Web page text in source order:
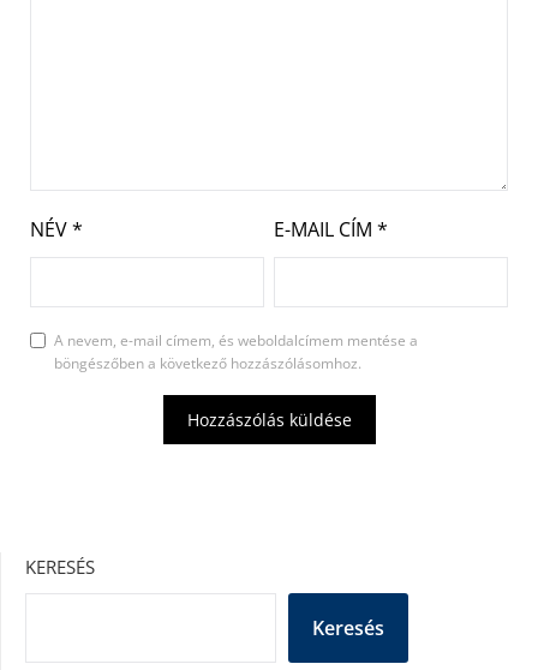
NÉV* E-MAIL CÍM *
A nevem, e-mail címem, és weboldalcímem mentése a
böngészőben a következő hozzászólásomhoz.
KERESÉS
Keresés